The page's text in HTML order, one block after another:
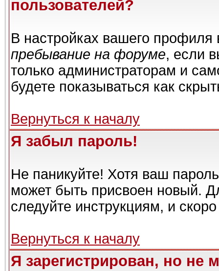
пользователей?
В настройках вашего
пребывание на форуме, если
только администраторам и
будете показываться как
Вернуться к началу
Я забыл пароль!
Не паникуйте! Хотя ваш
может быть присвоен новый.
следуйте инструкциям, и
Вернуться к началу
Я зарегистрирован, но не